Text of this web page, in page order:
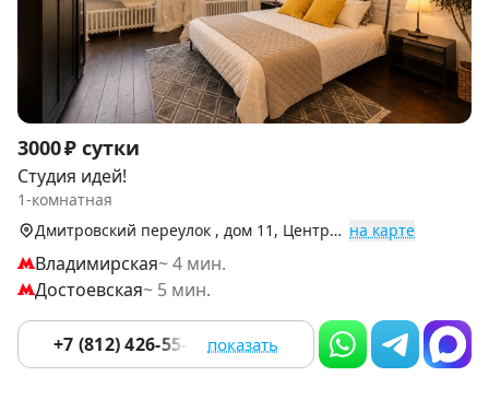
Item
1
of
3000 ₽ сутки
Студия идей!
1-комнатная
Дмитровский переулок , дом 11, Центральный р-н на карте
Владимирская~ 4 мин.
Достоевская~ 5 мин.
+7 (812) 426-55-56 показать